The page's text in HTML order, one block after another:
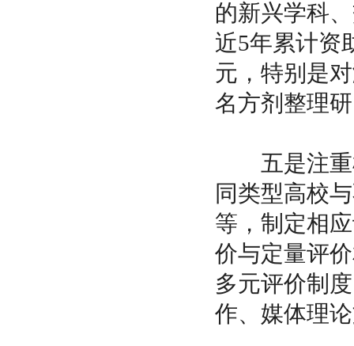
的新兴学科
近5年累计资
元，特别是
名方剂整理
五是注重
同类型高校
等，制定相
价与定量评
多元评价制
作、媒体理